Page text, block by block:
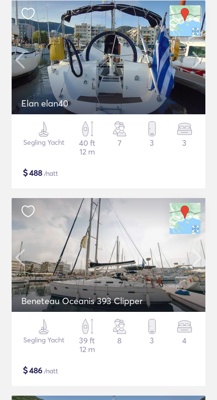
Elan elan40
Segling Yacht
40 ft
12 m
7 3 3
$488 /natt
Beneteau Oceanis 393 Clipper
Segling Yacht
39 ft
12 m
8 3 4
$486 /natt